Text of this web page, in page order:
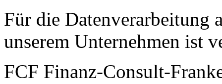
Für die Datenverarbeitung
unserem Unternehmen ist
FCF Finanz-Consult-